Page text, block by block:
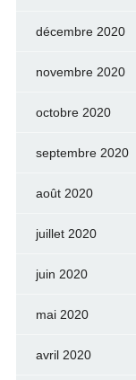
décembre 2020
novembre 2020
octobre 2020
septembre 2020
août 2020
juillet 2020
juin 2020
mai 2020
avril 2020